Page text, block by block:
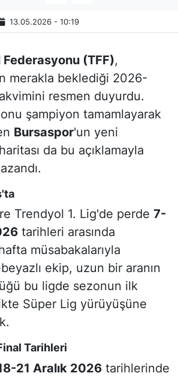
13.05.2026 - 10:19
(TFF),
merakla beklediği 2026-
resmen duyurdu.
şampiyon tamamlayarak
Bursaspor'un yeni
da bu açıklamayla
Trendyol 1. Lig'de perde 7-
tarihleri arasında
müsabakalarıyla
ekip, uzun bir aranın
bu ligde sezonun ilk
Süper Lig yürüyüşüne
Tarihleri
21 Aralık 2026tarihlerinde